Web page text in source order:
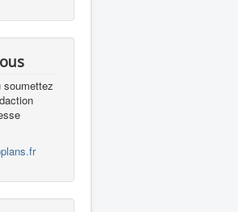
soumettez